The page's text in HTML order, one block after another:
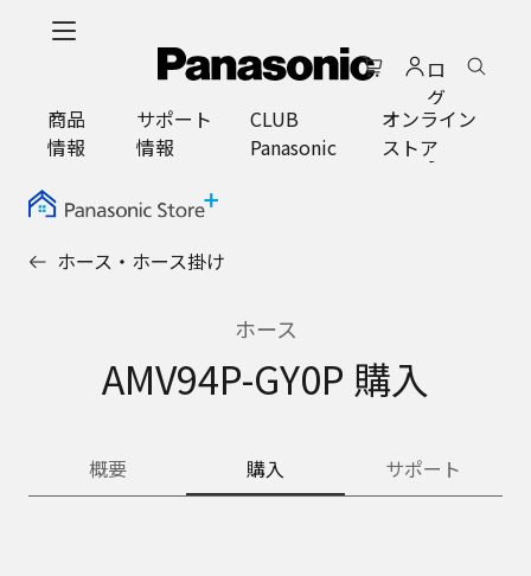
ロ
グ
イ
ン
商品
情報
サポート
情報
CLUB
Panasonic
オンライン
ストア
ホース・ホース掛け
ホース
AMV94P-GY0P 購入
概要 購入 サポート